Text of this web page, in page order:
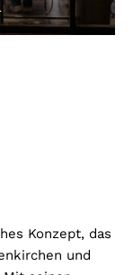
Konzept, das
und